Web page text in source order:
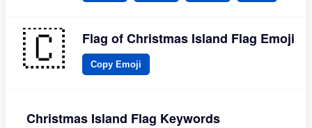
Flag of Christmas Island Flag Emoji
Copy Emoji
Christmas Island Flag Keywords